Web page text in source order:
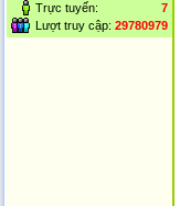
Trực tuyến:
7
Lượt truy cập: 29780979